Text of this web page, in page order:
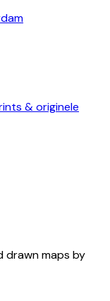
& originele
drawn maps by